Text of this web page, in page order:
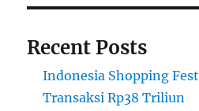
Recent Posts
Indonesia Shopping
Transaksi Rp38 Triliun